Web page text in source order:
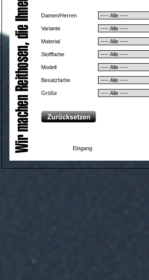
Damen/Herren
Variante
Material
Stofffarbe
Modell
Besatzfarbe
Größe
Eingang